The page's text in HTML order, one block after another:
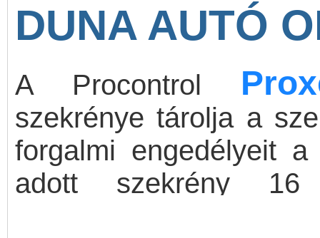
DUNA AUTÓ
A Procontrol
szekrénye tárolja a
forgalmi engedélyeit
adott szekrény 16